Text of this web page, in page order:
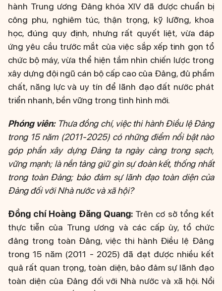
hành Trung ương Đảng khóa XIV đã được chuẩn bị
công phu, nghiêm túc, thận trọng, kỹ lưỡng, khoa
học, đúng quy định, nhưng rất quyết liệt, vừa đáp
ứng yêu cầu trước mắt của việc sắp xếp tinh gọn tổ
chức bộ máy, vừa thể hiện tầm nhìn chiến lược trong
xây dựng đội ngũ cán bộ cấp cao của Đảng, đủ phẩm
chất, năng lực và uy tín để lãnh đạo đất nước phát
triển nhanh, bền vững trong tình hình mới.
Phóng viên:Thưa đồng chí, việc thi hành Điều lệ Đảng
trong 15 năm (2011-2025) có những điểm nổi bật nào
góp phần xây dựng Đảng ta ngày càng trong sạch,
vững mạnh; là nền tảng giữ gìn sự đoàn kết, thống nhất
trong toàn Đảng; bảo đảm sự lãnh đạo toàn diện của
Đảng đối với Nhà nước và xã hội?
Đồng chí Hoàng Đăng Quang: Trên cơ sở tổng kết
thực tiễn của Trung ương và các cấp ủy, tổ chức
đảng trong toàn Đảng, việc thi hành Điều lệ Đảng
trong 15 năm (2011 - 2025) đã đạt được nhiều kết
quả rất quan trọng, toàn diện, bảo đảm sự lãnh đạo
toàn diện của Đảng đối với Nhà nước và xã hội. Nổi